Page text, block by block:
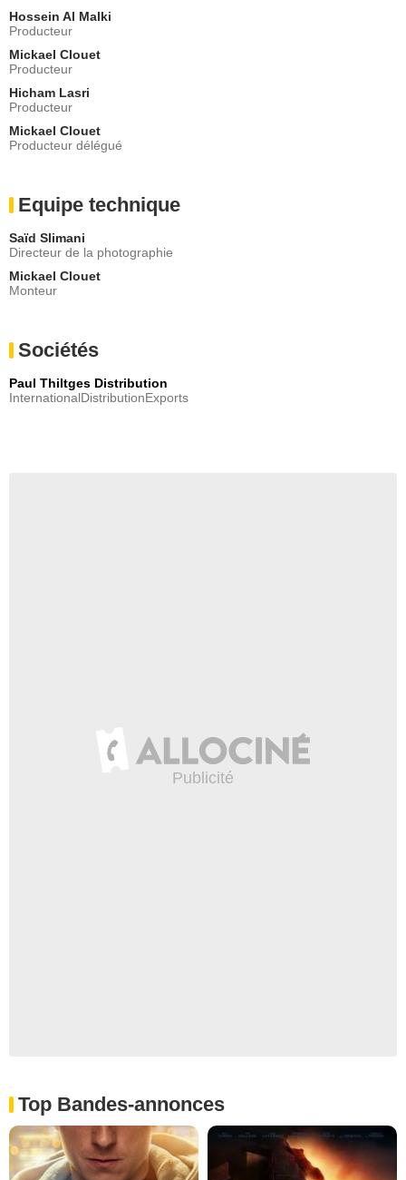
Hossein Al Malki
Producteur
Mickael Clouet
Producteur
Hicham Lasri
Producteur
Mickael Clouet
Producteur délégué
Equipe technique
Saïd Slimani
Directeur de la photographie
Mickael Clouet
Monteur
Sociétés
Paul Thiltges Distribution
InternationalDistributionExports
Top Bandes-annonces